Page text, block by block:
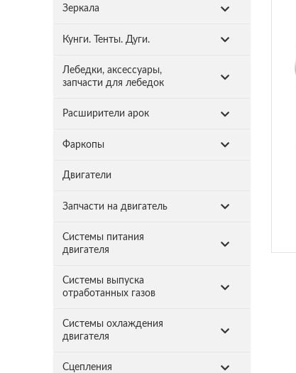
Зеркала
Кунги. Тенты. Дуги.
Лебедки, аксессуары,
запчасти для лебедок
Расширители арок
Фаркопы
Двигатели
Запчасти на двигатель
Системы питания
двигателя
Системы выпуска
отработанных газов
Системы охлаждения
двигателя
Сцепления